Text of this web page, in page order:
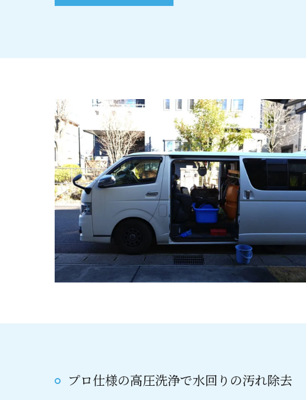
プロ仕様の高圧洗浄で水回りの汚れ除去